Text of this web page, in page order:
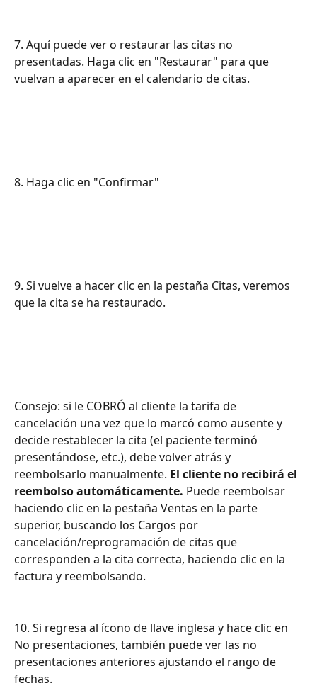
7. Aquí puede ver o restaurar las citas no
presentadas. Haga clic en "Restaurar" para que
vuelvan a aparecer en el calendario de citas.
8. Haga clic en "Confirmar"
9. Si vuelve a hacer clic en la pestaña Citas, veremos
que la cita se ha restaurado.
Consejo: si le COBRÓ al cliente la tarifa de
cancelación una vez que lo marcó como ausente y
decide restablecer la cita (el paciente terminó
presentándose, etc.), debe volver atrás y
reembolsarlo manualmente. El cliente no recibirá el
reembolso automáticamente. Puede reembolsar
haciendo clic en la pestaña Ventas en la parte
superior, buscando los Cargos por
cancelación/reprogramación de citas que
corresponden a la cita correcta, haciendo clic en la
factura y reembolsando.
10. Si regresa al ícono de llave inglesa y hace clic en
No presentaciones, también puede ver las no
presentaciones anteriores ajustando el rango de
fechas.